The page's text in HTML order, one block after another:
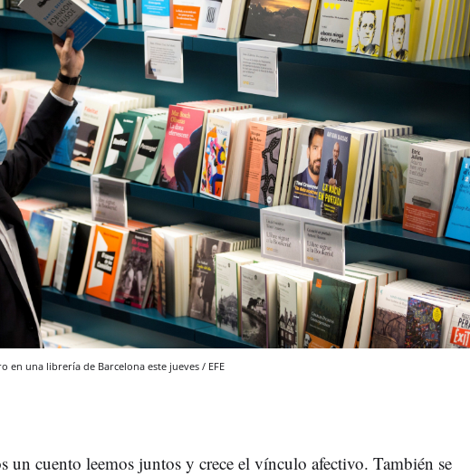
en una librería de Barcelona este jueves / EFE
un cuento leemos juntos y crece el vínculo afectivo. También se